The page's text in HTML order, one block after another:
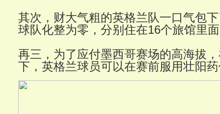
其次，财大气粗的英格兰队一口气包
球队化整为零，分别住在16个旅馆里
再三，为了应付墨西哥赛场的高海拔
下，英格兰球员可以在赛前服用壮阳